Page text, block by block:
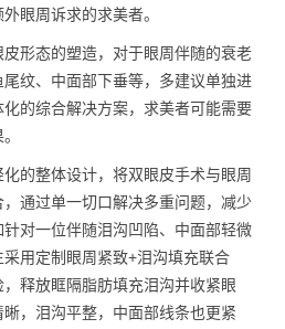
眼周诉求的求美者。
形态的塑造，对于眼周伴随的衰老
纹、中面部下垂等，多建议单独进
的综合解决方案，求美者可能需要
的整体设计，将双眼皮手术与眼周
通过单一切口解决多重问题，减少
对一位伴随泪沟凹陷、中面部轻微
用定制眼周紧致+泪沟填充联合
释放眶隔脂肪填充泪沟并收紧眼
，泪沟平整，中面部线条也更紧